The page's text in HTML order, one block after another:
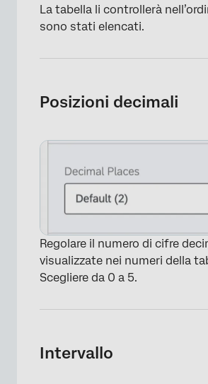
La tabella li controllerà
sono stati elencati.
Posizioni decimali
Regolare il numero di cifre
visualizzate nei numeri della
Scegliere da 0 a 5.
Intervallo